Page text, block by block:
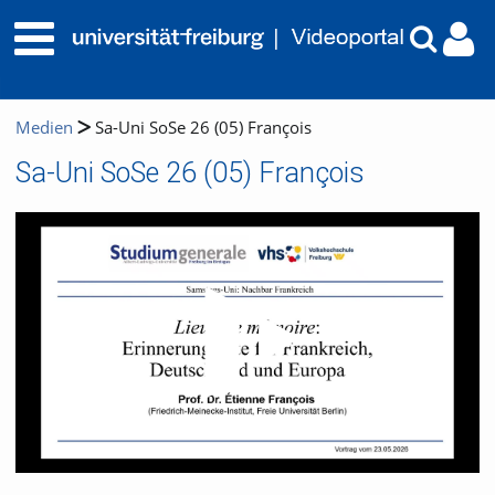
Medien Sa-Uni SoSe 26 (05) François
Sa-Uni SoSe 26 (05) François